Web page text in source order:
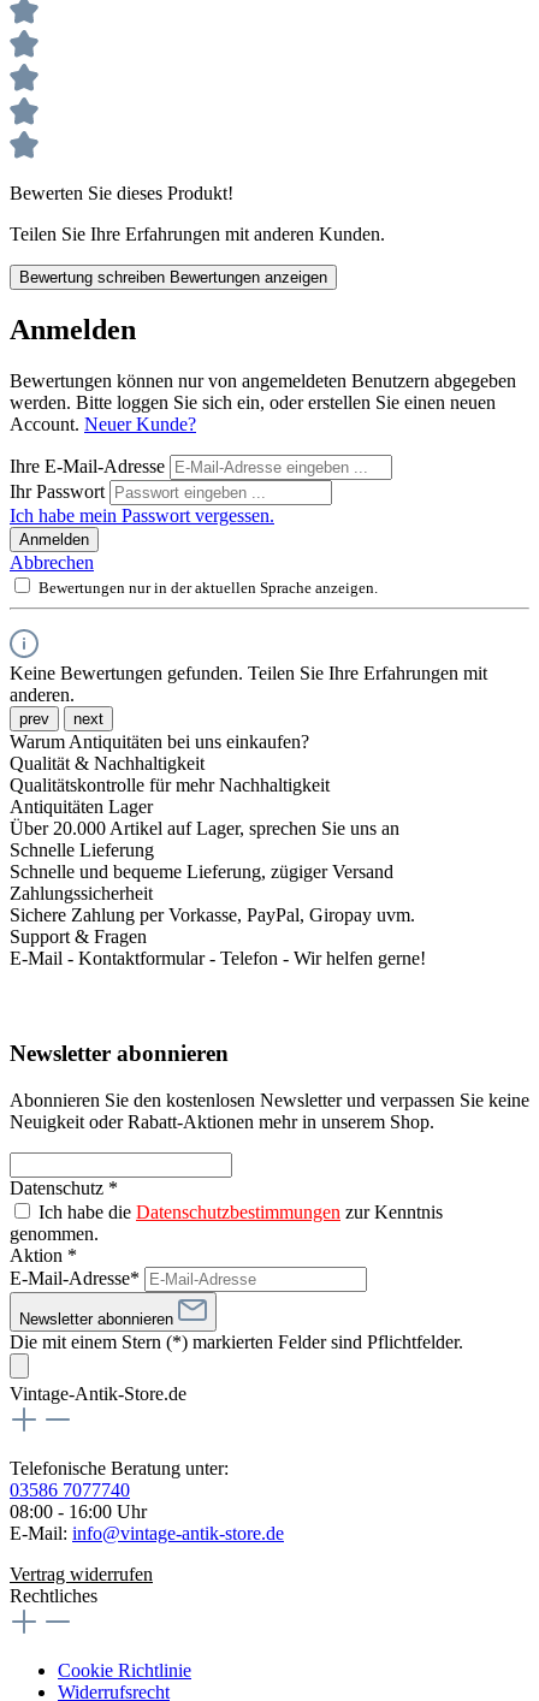
Bewerten Sie dieses Produkt!
Teilen Sie Ihre Erfahrungen mit anderen Kunden.
Bewertung schreiben Bewertungen anzeigen
Anmelden
Bewertungen können nur von angemeldeten Benutzern abgegeben
werden. Bitte loggen Sie sich ein, oder erstellen Sie einen neuen
Account. Neuer Kunde?
Ihre E-Mail-Adresse
Ihr Passwort
Ich habe mein Passwort vergessen.
Anmelden
Abbrechen
Bewertungen nur in der aktuellen Sprache anzeigen.
Keine Bewertungen gefunden. Teilen Sie Ihre Erfahrungen mit
anderen.
prev next
Warum Antiquitäten bei uns einkaufen?
Qualität & Nachhaltigkeit
Qualitätskontrolle für mehr Nachhaltigkeit
Antiquitäten Lager
Über 20.000 Artikel auf Lager, sprechen Sie uns an
Schnelle Lieferung
Schnelle und bequeme Lieferung, zügiger Versand
Zahlungssicherheit
Sichere Zahlung per Vorkasse, PayPal, Giropay uvm.
Support & Fragen
E-Mail - Kontaktformular - Telefon - Wir helfen gerne!
Newsletter abonnieren
Abonnieren Sie den kostenlosen Newsletter und verpassen Sie keine
Neuigkeit oder Rabatt-Aktionen mehr in unserem Shop.
Datenschutz *
Ich habe die Datenschutzbestimmungen zur Kenntnis
genommen.
Aktion *
E-Mail-Adresse*
Newsletter abonnieren
Die mit einem Stern (*) markierten Felder sind Pflichtfelder.
Vintage-Antik-Store.de
Telefonische Beratung unter:
03586 7077740
08:00 - 16:00 Uhr
E-Mail: info@vintage-antik-store.de
Vertrag widerrufen
Rechtliches
Cookie Richtlinie
Widerrufsrecht